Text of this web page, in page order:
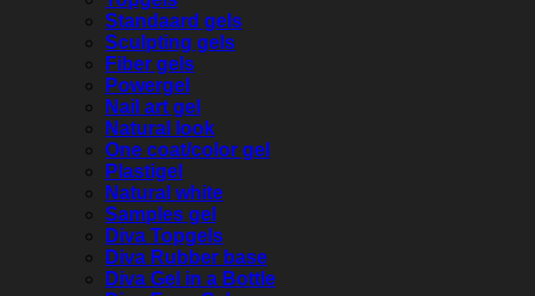
Standaard gels
Sculpting gels
Fiber gels
Powergel
Nail art gel
Natural look
One coat/color gel
Plastigel
Natural white
Samples gel
Diva Topgels
Diva Rubber base
Diva Gel in a Bottle